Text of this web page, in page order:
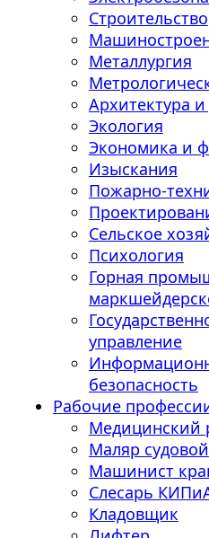
Строительство
Металлургия
Архитектура
Экология
Экономика и
Изыскания
Пожарно-
Сельское
Психология
Горная
управление
безопасность
Рабочие
Медицинский
Маляр судовой
Машинист
Слесарь
Кладовщик